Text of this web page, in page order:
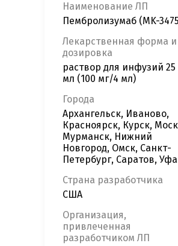
Наименование ЛП
Пембролизумаб (MK-
Лекарственная форма и
дозировка
раствор для инфузий
мл (100 мг/4 мл)
Города
Архангельск, Иваново,
Красноярск, Курск,
Мурманск, Нижний
Новгород, Омск, Санкт-
Петербург, Саратов, Уфа
Страна разработчика
США
Организация,
привлеченная
разработчиком ЛП